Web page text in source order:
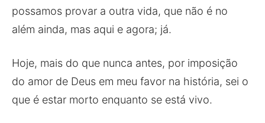
possamos provar a outra vida, que não é no
além ainda, mas aqui e agora; já.
Hoje, mais do que nunca antes, por imposição
do amor de Deus em meu favor na história, sei o
que é estar morto enquanto se está vivo.